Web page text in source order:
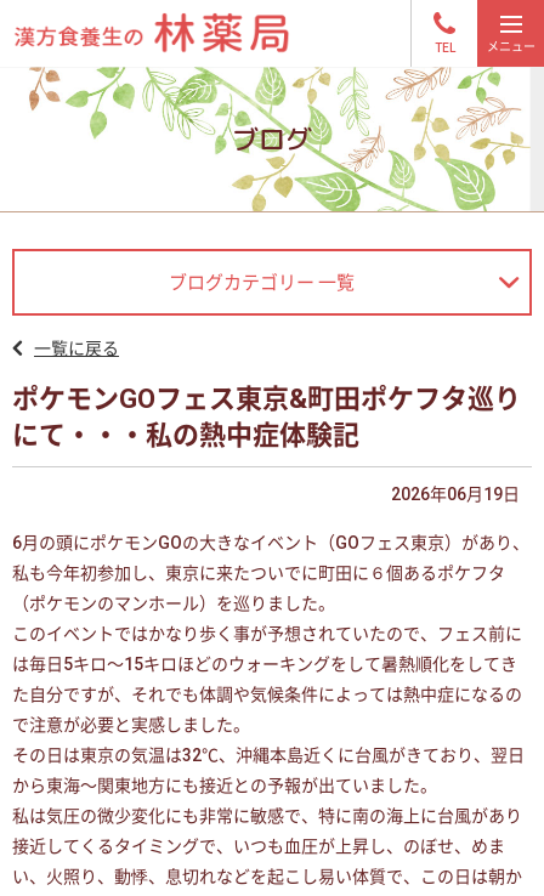
TEL
ブログ
ブログカテゴリー 一覧
一覧に戻る
ポケモンGOフェス東京&町田ポケフタ巡り
にて・・・私の熱中症体験記
2026年06月19日
6月の頭にポケモンGOの大きなイベント（GOフェス東京）があり、
私も今年初参加し、東京に来たついでに町田に６個あるポケフタ
（ポケモンのマンホール）を巡りました。
このイベントではかなり歩く事が予想されていたので、フェス前に
は毎日5キロ〜15キロほどのウォーキングをして暑熱順化をしてき
た自分ですが、それでも体調や気候条件によっては熱中症になるの
で注意が必要と実感しました。
その日は東京の気温は32℃、沖縄本島近くに台風がきており、翌日
から東海〜関東地方にも接近との予報が出ていました。
私は気圧の微少変化にも非常に敏感で、特に南の海上に台風があり
接近してくるタイミングで、いつも血圧が上昇し、のぼせ、めま
い、火照り、動悸、息切れなどを起こし易い体質で、この日は朝か